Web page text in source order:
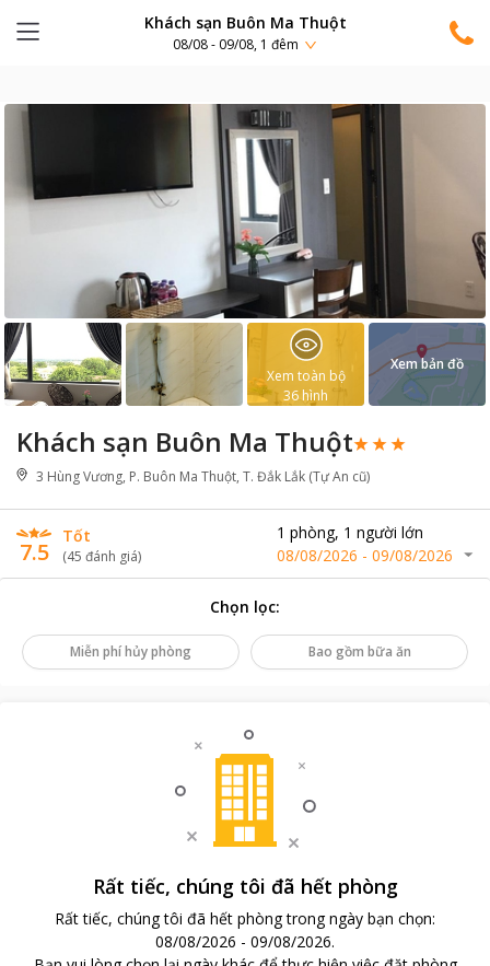
Khách sạn Buôn Ma Thuột
08/08 - 09/08, 1 đêm
Khách sạn Buôn Ma Thuột
3 Hùng Vương, P. Buôn Ma Thuột, T. Đắk Lắk (Tự An cũ)
7.5
Tốt
(45 đánh giá)
1 phòng, 1 người lớn
08/08/2026 - 09/08/2026
Xem toàn bộ
36hình
Xem bản đồ
Chọn lọc:
Miễn phí hủy phòng Bao gồm bữa ăn
Rất tiếc, chúng tôi đã hết phòng
Rất tiếc, chúng tôi đã hết phòng trong ngày bạn chọn:
08/08/2026 - 09/08/2026.